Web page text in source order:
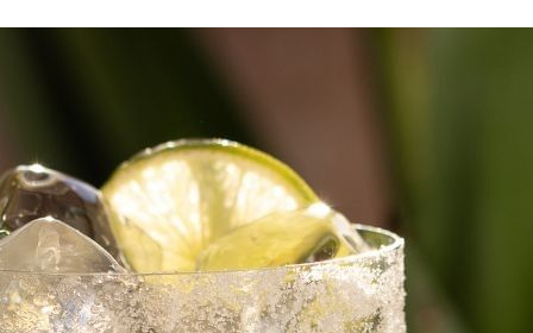
Camino Real Polanco México
Nuevo Laredo
Real Inn Nuevo Laredo
Oaxaca
Quinta Real Huatulco
Quinta Real Oaxaca
Camino Real Zaashila Huatulco
Pachuca
Camino Real Pachuca